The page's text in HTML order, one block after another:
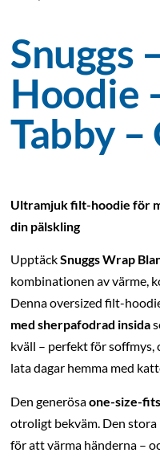
Snuggs
Hoodie
Tabby –
Ultramjuk filt-hoodie för
din pälskling
UpptäckSnuggs Wrap
kombinationen av värme,
Denna oversized filt-
med sherpafodrad insida
kväll – perfekt för soffmys,
lata dagar hemma med
Den generösaone-size-
otroligt bekväm. Den stora
för att värma händerna –